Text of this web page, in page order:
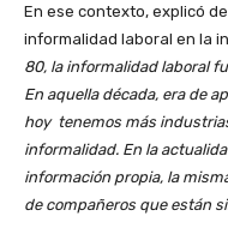
En ese contexto, explicó
informalidad laboral en la
80, la informalidad laboral
En aquella década, era de
hoy tenemos más
informalidad. En la
información propia, la
de compañeros que están